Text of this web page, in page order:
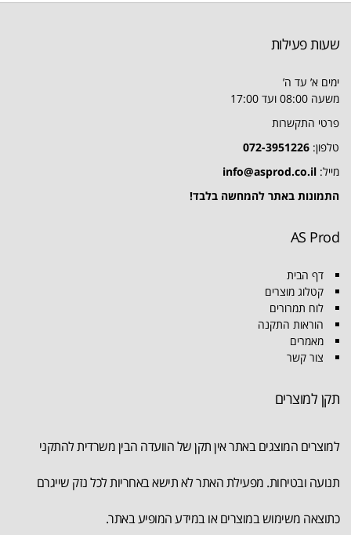
שעות פעילות
ימים א’ עד ה’
משעה 08:00 ועד 17:00
פרטי התקשרות
טלפון: 072-3951226
מייל: info@asprod.co.il
התמונות באתר להמחשה בלבד!
AS Prod
דף הבית
קטלוג מוצרים
לוח תמרורים
הוראות התקנה
מאמרים
צור קשר
תקן למוצרים
למוצרים המוצגים באתר אין תקן של הוועדה הבין משרדית להתקני
תנועה ובטיחות. מפעילת האתר לא תישא באחריות לכל נזק שייגרם
כתוצאה משימוש במוצרים או במידע המופיע באתר.